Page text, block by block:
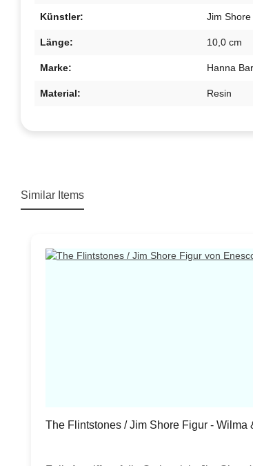
Künstler: Jim Shore
Länge: 10,0 cm
Marke: Hanna
Material: Resin
Similar Items
The Flintstones / Jim Shore Figur -